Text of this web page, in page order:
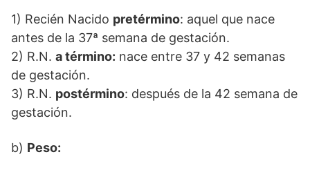
1) Recién Nacido pretérmino: aquel que nace
antes de la 37ª semana de gestación.
2) R.N. a término: nace entre 37 y 42 semanas
de gestación.
3) R.N. postérmino: después de la 42 semana de
gestación.
b) Peso: